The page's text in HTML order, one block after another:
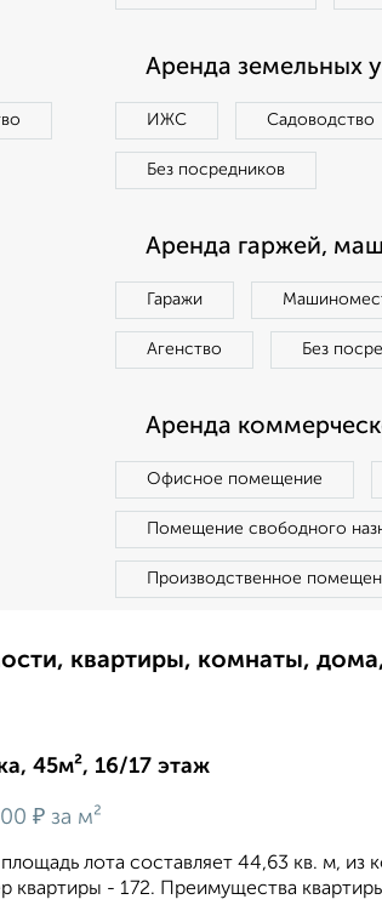
Аренда земельных
ИЖС Садоводство
Без посредников
Аренда гаржей,
Гаражи
Агенство Без
Аренда
Офисное помещение
Помещение свободного
Производственное
квартиры, комнаты,
45м², 16/17 этаж
₽ за м²
лота составляет 44,63 кв. м,
квартиры - 172. Преимущества